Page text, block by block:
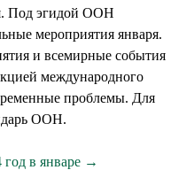
Под эгидой ООН
мероприятия января.
и всемирные события
международного
проблемы. Для
ООН.
год в январе →